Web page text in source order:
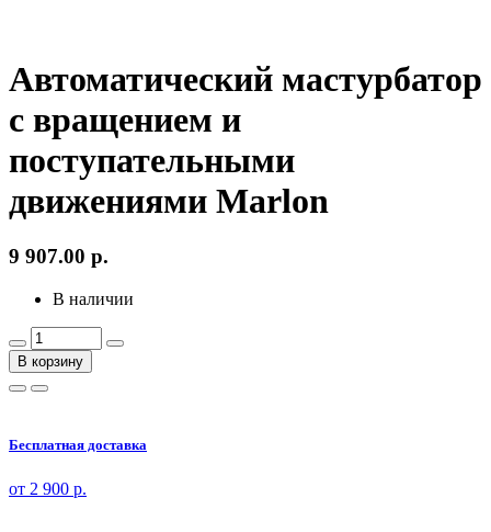
Автоматический мастурбатор
с вращением и
поступательными
движениями Marlon
9 907.00 р.
В наличии
В корзину
Бесплатная доставка
от 2 900 р.